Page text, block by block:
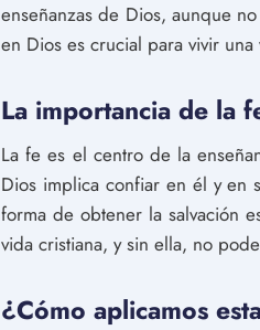
enseñanzas de Dios, aunque
en Dios es crucial para vivir
La importancia de la
La fe es el centro de la
Dios implica confiar en él y en
forma de obtener la salvación
vida cristiana, y sin ella, no
¿Cómo aplicamos